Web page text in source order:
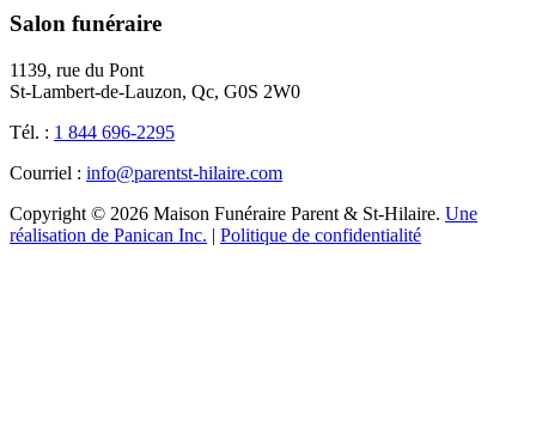
Salon funéraire
1139, rue du Pont
St-Lambert-de-Lauzon, Qc, G0S 2W0
Tél. : 1 844 696-2295
Courriel : info@parentst-hilaire.com
Copyright © 2026 Maison Funéraire Parent & St-Hilaire. Une
réalisation de Panican Inc. | Politique de confidentialité